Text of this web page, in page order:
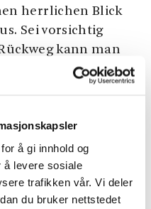
å gi innhold og
å levere sosiale
trafikken vår. Vi deler
du bruker nettstedet
herrlichen Blick
Sei vorsichtig
kann man
Hovden /
Der Waldweg führt
entweder im
im Flusstal
Von dort aus geht
zum Startpunkt.